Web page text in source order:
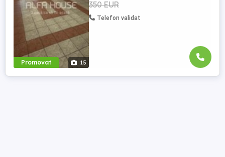
Promovat 15
350 EUR
Telefon validat